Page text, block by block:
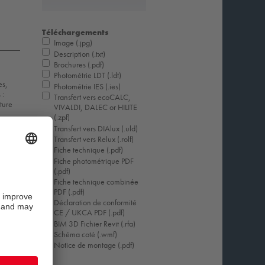
Téléchargements
Image (.jpg)
Description (.txt)
Brochures (.pdf)
Photométrie LDT (.ldt)
Photométrie IES (.ies)
Transfert vers ecoCALC,
VIVALDI, DALEC or HILITE
(.zpf)
Transfert vers DIAlux (.uld)
Transfert vers Relux (.rolf)
Fiche technique (.pdf)
Fiche photométrique PDF
(.pdf)
Fiche technique combinée
PDF (.pdf)
Déclaration de conformité
CE / UKCA PDF (.pdf)
BIM 3D Fichier Revit (.rfa)
Schéma coté (.wmf)
Notice de montage (.pdf)
: